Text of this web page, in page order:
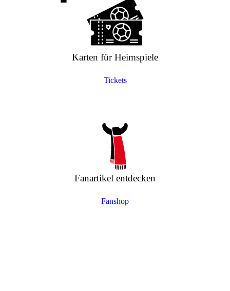
Karten für Heimspiele
Tickets
Fanartikel entdecken
Fanshop